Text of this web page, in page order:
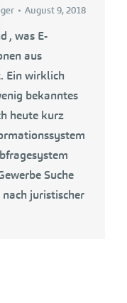
August 9, 2018
, was E-
aus
Ein wirklich
bekanntes
heute kurz
Suche
juristischer